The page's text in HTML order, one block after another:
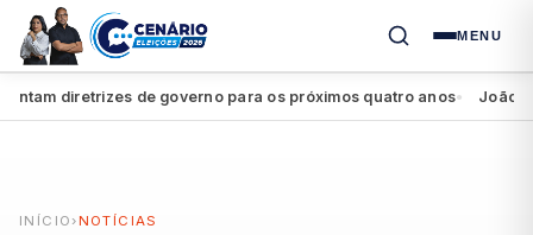
MENU
diretrizes de governo para os próximos quatro anos ● João
INÍCIO › NOTÍCIAS